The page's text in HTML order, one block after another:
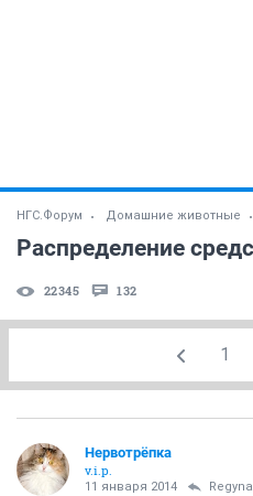
НГС.Форум Домашние животные
22345 132
1
Нервотрёпка
v.i.p.
11 января 2014 Regyna